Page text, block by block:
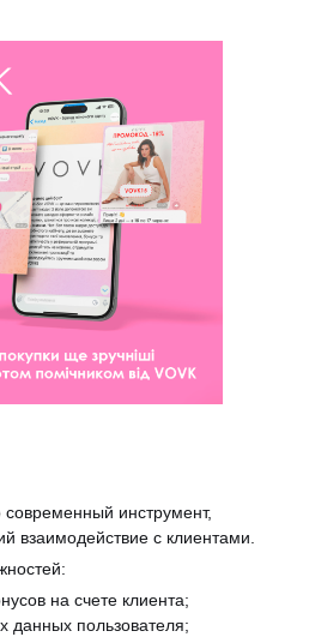
современный инструмент,
с клиентами.
на счете клиента;
данных пользователя;